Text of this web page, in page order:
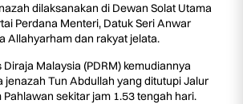
dilaksanakan di Dewan Solat Utama
Perdana Menteri, Datuk Seri Anwar
Allahyarham dan rakyat jelata.
Malaysia (PDRM) kemudiannya
jenazah Tun Abdullah yang ditutupi Jalur
sekitar jam 1.53 tengah hari.